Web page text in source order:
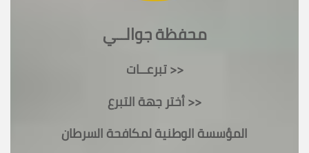
محفظة جوالــي
تبرعــات >>
أختر جهة التبرع >>
المؤسسة الوطنية لمكافحة السرطان